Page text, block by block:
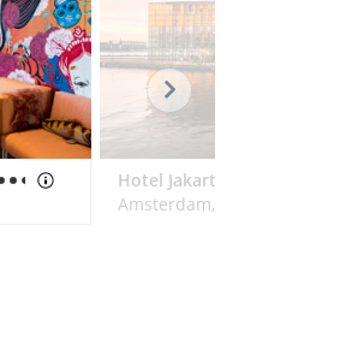
Amsterdam, Niederlande